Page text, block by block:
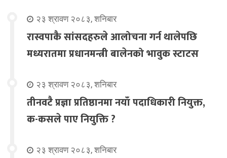
२३ श्रावण २०८३, शनिबार
रास्वपाकै सांसदहरुले आलोचना गर्न थालेपछि
मध्यरातमा प्रधानमन्त्री बालेनको भावुक स्टाटस
२३ श्रावण २०८३, शनिबार
तीनवटै प्रज्ञा प्रतिष्ठानमा नयाँ पदाधिकारी नियुक्त,
क-कसले पाए नियुक्ति ?
२३ श्रावण २०८३, शनिबार